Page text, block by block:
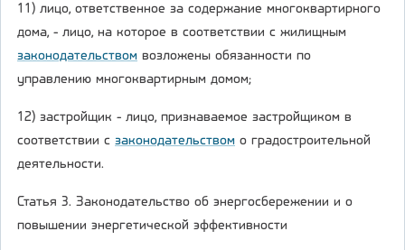
11) лицо, ответственное за содержание многоквартирного
дома, - лицо, на которое в соответствии с жилищным
законодательством возложены обязанности по
управлению многоквартирным домом;
12) застройщик - лицо, признаваемое застройщиком в
соответствии с законодательством о градостроительной
деятельности.
Статья 3. Законодательство об энергосбережении и о
повышении энергетической эффективности